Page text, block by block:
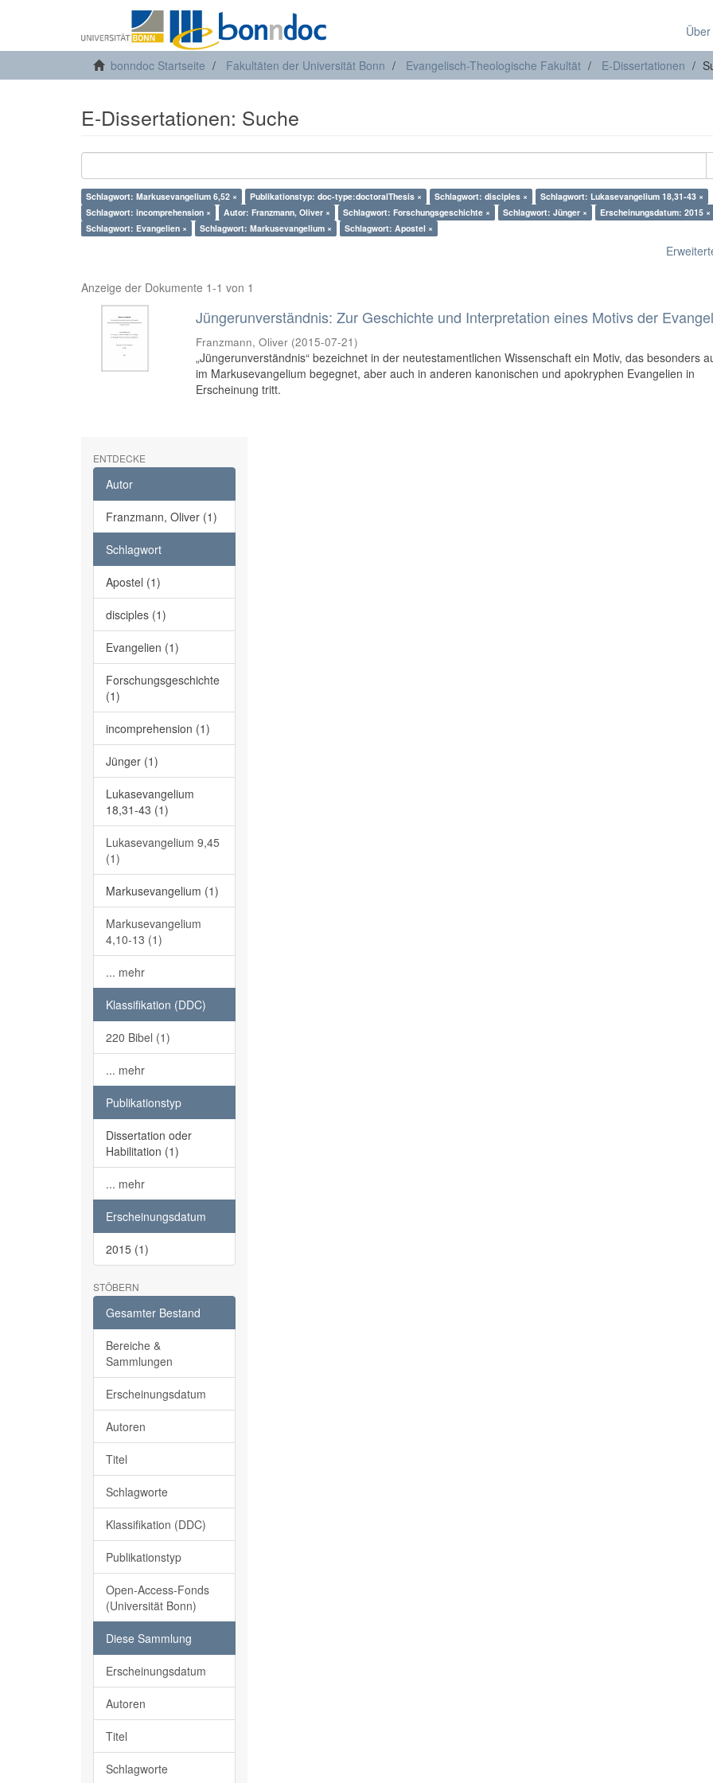
bonndoc Startseite Fakultäten der Universität Bonn Evangelisch-Theologische Fakultät E-Dissertationen
E-Dissertationen: Suche
Schlagwort: Markusevangelium 6,52 × Publikationstyp: doc-type:doctoralThesis × Schlagwort: disciples ×
Schlagwort: Lukasevangelium 18,31-43 ×
Schlagwort: incomprehension ×
Autor: Franzmann, Oliver × Schlagwort: Forschungsgeschichte × Schlagwort: Jünger ×
Erscheinungsdatum: 2015 ×
Schlagwort: Evangelien ×
Schlagwort: Markusevangelium × Schlagwort: Apostel ×
Anzeige der Dokumente 1-1 von 1
Jüngerunverständnis: Zur Geschichte und Interpretation eines Motivs der
Franzmann, Oliver (2015-07-21)
„Jüngerunverständnis“ bezeichnet in der neutestamentlichen Wissenschaft ein Motiv, das besonders
im Markusevangelium begegnet, aber auch in anderen kanonischen und apokryphen Evangelien in
Erscheinung tritt.
ENTDECKE
Autor
Franzmann, Oliver (1)
Schlagwort
Apostel (1)
disciples (1)
Evangelien (1)
Forschungsgeschichte
(1)
incomprehension (1)
Jünger (1)
Lukasevangelium
18,31-43 (1)
Lukasevangelium 9,45
(1)
Markusevangelium (1)
Markusevangelium
4,10-13 (1)
... mehr
Klassifikation (DDC)
220 Bibel (1)
... mehr
Publikationstyp
Dissertation oder
Habilitation (1)
... mehr
Erscheinungsdatum
2015 (1)
STÖBERN
Gesamter Bestand
Bereiche &
Sammlungen
Erscheinungsdatum
Autoren
Titel
Schlagworte
Klassifikation (DDC)
Publikationstyp
Open-Access-Fonds
(Universität Bonn)
Diese Sammlung
Erscheinungsdatum
Autoren
Titel
Schlagworte